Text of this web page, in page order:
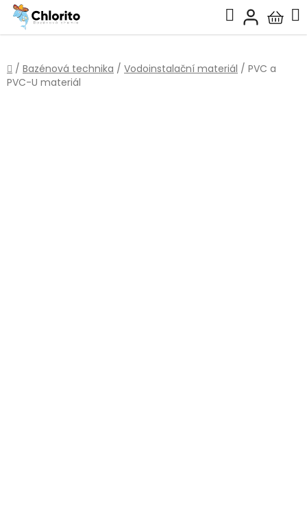
Přejít
obsah
Hledat
košík
Domů
/ Bazénová technika / Vodoinstalační materiál / PVC a
PVC-U materiál